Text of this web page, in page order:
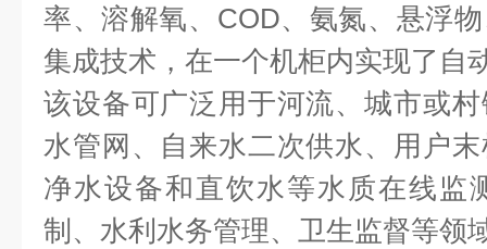
率、溶解氧、COD、氨氮、悬浮
集成技术，在一个机柜内实现了自
该设备可广泛用于河流、城市或
水管网、自来水二次供水、用户
净水设备和直饮水等水质在线监
制、水利水务管理、卫生监督等领